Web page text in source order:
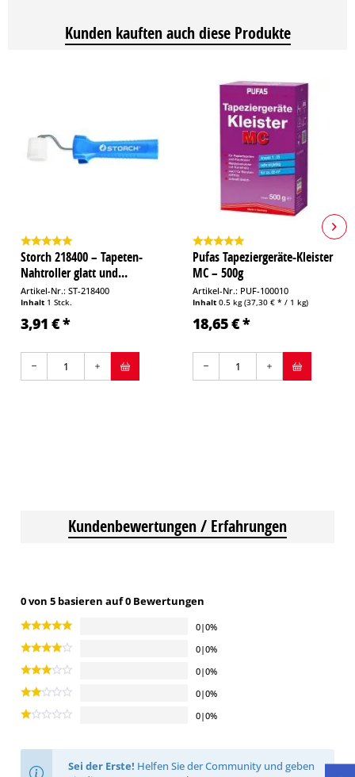
Kunden kauften auch diese Produkte
Storch 218400 – Tapeten-
Nahtroller glatt und...
Artikel-Nr.: ST-218400
Inhalt 1 Stck.
3,91 € *
Pufas Tapeziergeräte-Kleister
MC – 500g
Artikel-Nr.: PUF-100010
Inhalt 0.5 kg(37,30 € * / 1 kg)
18,65 € *
Kundenbewertungen / Erfahrungen
0 von 5 basieren auf 0 Bewertungen
0|0%
0|0%
0|0%
0|0%
0|0%
Sei der Erste! Helfen Sie der Community und geben